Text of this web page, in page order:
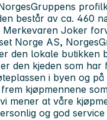
består av ca. 460
Joker
Norge AS,
den lokale butikken
den kjeden som har
i byen og på
kjøpmennene
mener at våre
og god service